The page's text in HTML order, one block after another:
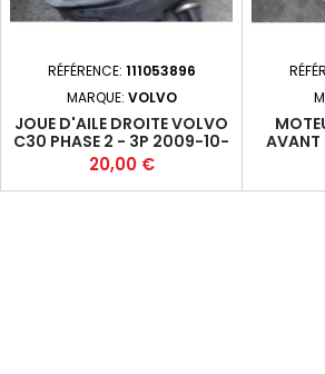
RÉFÉRENCE: 111053896
MARQUE: VOLVO
JOUE D'AILE DROITE VOLVO
C30 PHASE 2 - 3P 2009-10-
2013-12 +
Prix
20,00 €
AVANT